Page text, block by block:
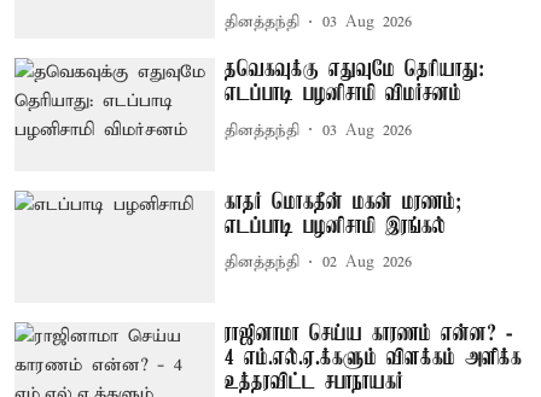
தினத்தந்தி 03 Aug 2026
தவெகவுக்கு எதுவுமே தெரியாது:
எடப்பாடி பழனிசாமி விமர்சனம்
தினத்தந்தி 03 Aug 2026
காதர் மொகதீன் மகன் மரணம்;
எடப்பாடி பழனிசாமி இரங்கல்
தினத்தந்தி 02 Aug 2026
ராஜினாமா செய்ய காரணம் என்ன? -
4 எம்.எல்.ஏ.க்களும் விளக்கம் அளிக்க
உத்தரவிட்ட சபாநாயகர்